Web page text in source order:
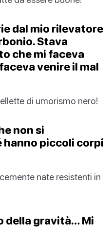
dal mio rilevatore
Stava
che mi faceva
venire il mal
di umorismo nero!
non si
hanno piccoli corpi
nate resistenti in
della gravità… Mi